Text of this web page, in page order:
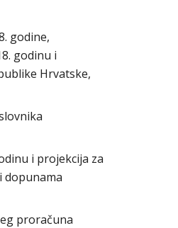
godine,
godinu i
Hrvatske,
i projekcija za
dopunama
proračuna